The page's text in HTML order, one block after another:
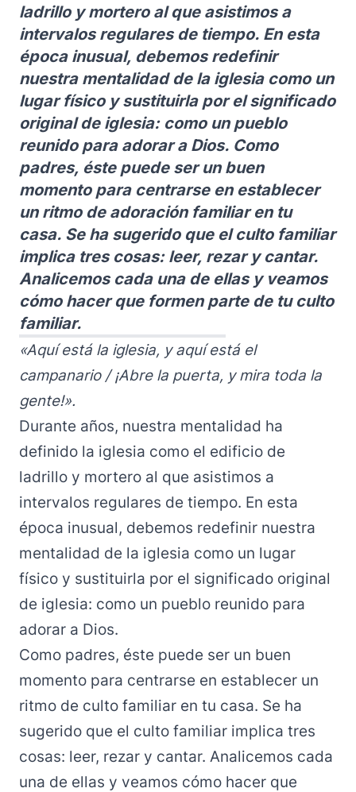
ladrillo y mortero al que asistimos a
intervalos regulares de tiempo. En esta
época inusual, debemos redefinir
nuestra mentalidad de la iglesia como un
lugar físico y sustituirla por el significado
original de iglesia: como un pueblo
reunido para adorar a Dios. Como
padres, éste puede ser un buen
momento para centrarse en establecer
un ritmo de adoración familiar en tu
casa. Se ha sugerido que el culto familiar
implica tres cosas: leer, rezar y cantar.
Analicemos cada una de ellas y veamos
cómo hacer que formen parte de tu culto
familiar.
«Aquí está la iglesia, y aquí está el
campanario / ¡Abre la puerta, y mira toda la
gente!».
Durante años, nuestra mentalidad ha
definido la iglesia como el edificio de
ladrillo y mortero al que asistimos a
intervalos regulares de tiempo. En esta
época inusual, debemos redefinir nuestra
mentalidad de la iglesia como un lugar
físico y sustituirla por el significado original
de iglesia: como un pueblo reunido para
adorar a Dios.
Como padres, éste puede ser un buen
momento para centrarse en establecer un
ritmo de culto familiar en tu casa. Se ha
sugerido que el culto familiar implica tres
cosas: leer, rezar y cantar. Analicemos cada
una de ellas y veamos cómo hacer que